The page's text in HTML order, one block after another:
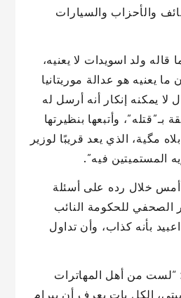
والأحزاب والسيارات
قاله ولد اسويدات لا يعنيه،
يعنيه هو عدالة موريتانيا
لا يمكنه إنكار أنه أرسل له
بـ”قتله”، وأتبعها بنظيرتها
مگية، الذي يعد قريبًا لوزير
المستميتين فيه”.
خلال رده على أسئلة
الصحفي للحكومة النائب
اعبيد بأنه كذاب، وأن تداول
من أهل المهاترات
الكل بات يعرف أن بيرام